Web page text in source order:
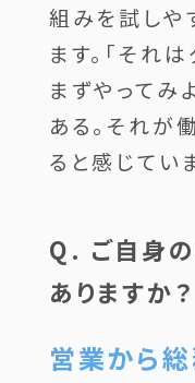
組みを試しや
ます。「それ
まずやってみ
ある。それが
ると感じてい
Q. ご自身
ありますか？
営業から